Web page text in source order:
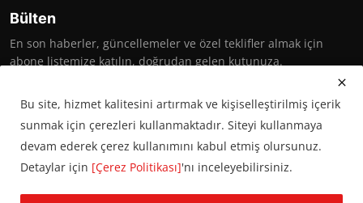
Bülten
En son haberler, güncellemeler ve özel teklifler almak için
abone listemize katılın, doğrudan gelen kutunuza.
Abone Ol
Bu site, hizmet kalitesini artırmak ve kişiselleştirilmiş içerik
sunmak için çerezleri kullanmaktadır. Siteyi kullanmaya
devam ederek çerez kullanımını kabul etmiş olursunuz.
Detaylar için [Çerez Politikası]'nı inceleyebilirsiniz.